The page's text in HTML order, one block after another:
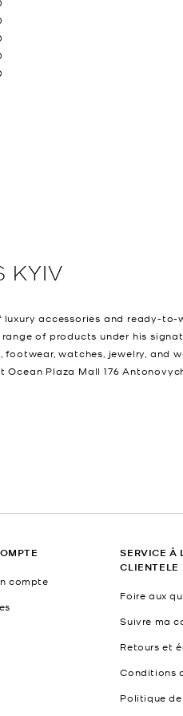
KYIV
accessories and ready-to-
of products under his
watches, jewelry, and
Plaza Mall 176
compte
SERVICE À
CLIENTELE
Foire aux
Suivre ma
Retours et
Conditions
Politique